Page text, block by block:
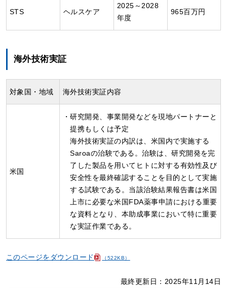
STS ヘルスケア
2025～2028
年度
965百万円
海外技術実証
対象国・地域 海外技術実証内容
米国
・研究開発、事業開発などを現地パートナーと
提携もしくは予定
海外技術実証の内訳は、米国内で実施する
Saroaの治験である。治験は、研究開発を完
了した製品を用いてヒトに対する有効性及び
安全性を最終確認することを目的として実施
する試験である。当該治験結果報告書は米国
上市に必要な米国FDA薬事申請における重要
な資料となり、本助成事業において特に重要
な実証作業である。
このページをダウンロード （522KB）
最終更新日：2025年11月14日